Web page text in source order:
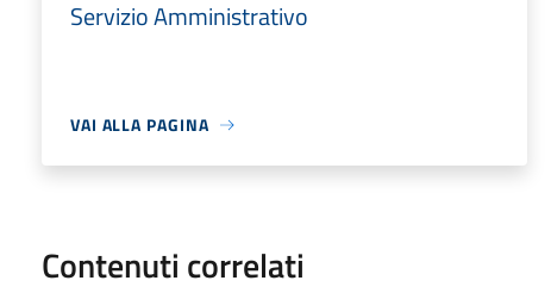
Servizio Amministrativo
VAI ALLA PAGINA
Contenuti correlati